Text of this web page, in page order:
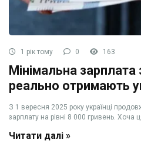
1 рік тому 0 163
Мінімальна зарплата
реально отримають
З 1 вересня 2025 року українці
зарплату на рівні 8 000 гривень. Хоча
Читати далі »